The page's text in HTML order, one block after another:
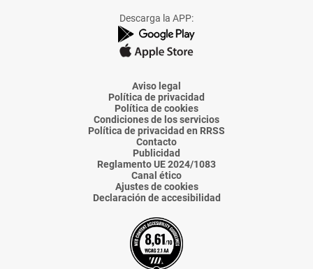
de
La
Voz
Almería
de
La
Voz
Almería
de
La
Voz
Almería
de
La
Voz
Almería
de
La
Voz
Descarga la APP:
Aviso legal
Política de privacidad
Política de cookies
Condiciones de los servicios
Política de privacidad en RRSS
Contacto
Publicidad
Reglamento UE 2024/1083
Canal ético
Ajustes de cookies
Declaración de accesibilidad